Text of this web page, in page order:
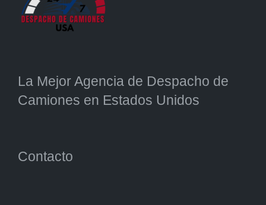
La Mejor Agencia de Despacho de
Camiones en Estados Unidos
Contacto